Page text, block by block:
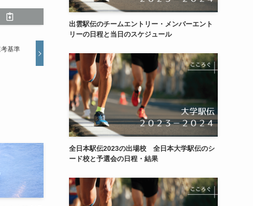
考基準
出雲駅伝のチームエントリー・メンバーエント
リーの日程と当日のスケジュール
全日本駅伝2023の出場校 全日本大学駅伝のシ
ード校と予選会の日程・結果